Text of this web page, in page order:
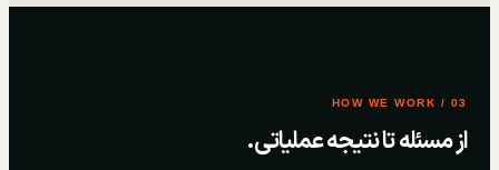
03 / HOW WE WORK
از مسئله تا نتیجه عملیاتی.